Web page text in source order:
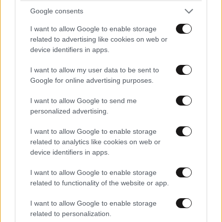
Google consents
I want to allow Google to enable storage
related to advertising like cookies on web or
device identifiers in apps.
I want to allow my user data to be sent to
Google for online advertising purposes.
I want to allow Google to send me
personalized advertising.
I want to allow Google to enable storage
related to analytics like cookies on web or
device identifiers in apps.
I want to allow Google to enable storage
related to functionality of the website or app.
I want to allow Google to enable storage
related to personalization.
απο δηλωσεις χωρτασαμε....για να σας δω αυριο...
Απαντήστε
Αμάν αμάν Αταμάν 12·05·2026 18:42
Καλά τά ίδια είχες πει καί πρίν τό 4ο παιχνίδι.
Χορτάσαμε λόγια Mr 4 millions . Κανόνισε νά παίξεις